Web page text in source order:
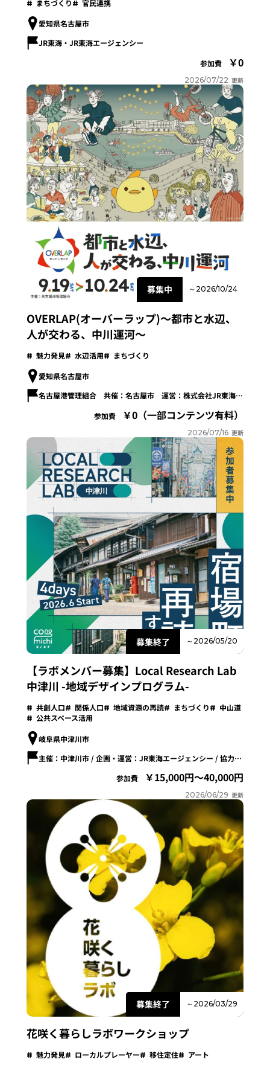
まちづくり 官民連携
愛知県名古屋市
JR東海・JR東海エージェンシー
参加費
0
2026/07/22 更新
募集中 ～2026/10/24
OVERLAP(オーバーラップ)～都市と水辺、
人が交わる、中川運河～
魅力発見 水辺活用 まちづくり
愛知県名古屋市
名古屋港管理組合 共催：名古屋市 運営：株式会社JR東海エージェンシー
参加費
0（一部コンテンツ有料）
2026/07/16 更新
募集終了 ～2026/05/20
【ラボメンバー募集】Local Research Lab
中津川 -地域デザインプログラム-
共創人口 関係人口 地域資源の再読 まちづくり
中山道
公共スペース活用
岐阜県中津川市
主催：中津川市 / 企画・運営：JR東海エージェンシー / 協力：KESIKI
参加費
15,000円～40,000円
2026/06/29 更新
募集終了 ～2026/03/29
花咲く暮らしラボワークショップ
魅力発見 ローカルプレーヤー 移住定住 アート